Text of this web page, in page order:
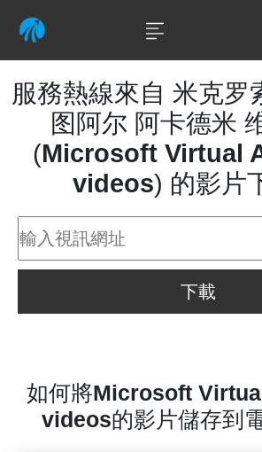
服務熱線來自 米克罗
图阿尔 阿卡德米
(Microsoft Virtual
videos) 的影片
下載
如何將Microsoft
videos的影片儲存到